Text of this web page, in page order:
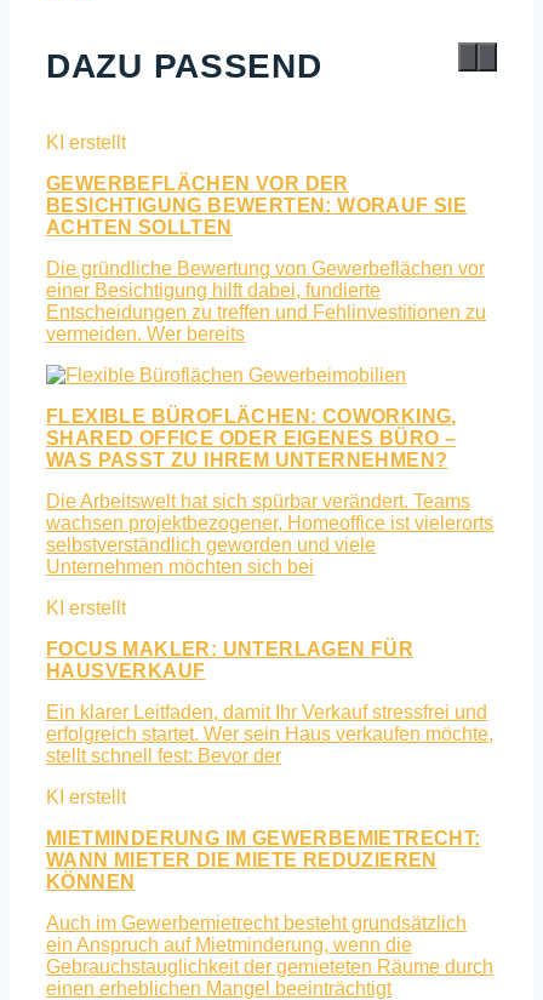
DAZU PASSEND
GEWERBEFLÄCHEN VOR DER
BESICHTIGUNG BEWERTEN: WORAUF SIE
ACHTEN SOLLTEN
Die gründliche Bewertung von Gewerbeflächen vor
einer Besichtigung hilft dabei, fundierte
Entscheidungen zu treffen und Fehlinvestitionen zu
vermeiden. Wer bereits
FLEXIBLE BÜROFLÄCHEN: COWORKING,
SHARED OFFICE ODER EIGENES BÜRO –
WAS PASST ZU IHREM UNTERNEHMEN?
Die Arbeitswelt hat sich spürbar verändert. Teams
wachsen projektbezogener, Homeoffice ist vielerorts
selbstverständlich geworden und viele
Unternehmen möchten sich bei
FOCUS MAKLER: UNTERLAGEN FÜR
HAUSVERKAUF
Ein klarer Leitfaden, damit Ihr Verkauf stressfrei und
erfolgreich startet. Wer sein Haus verkaufen möchte,
stellt schnell fest: Bevor der
MIETMINDERUNG IM GEWERBEMIETRECHT:
WANN MIETER DIE MIETE REDUZIEREN
KÖNNEN
Auch im Gewerbemietrecht besteht grundsätzlich
ein Anspruch auf Mietminderung, wenn die
Gebrauchstauglichkeit der gemieteten Räume durch
einen erheblichen Mangel beeinträchtigt